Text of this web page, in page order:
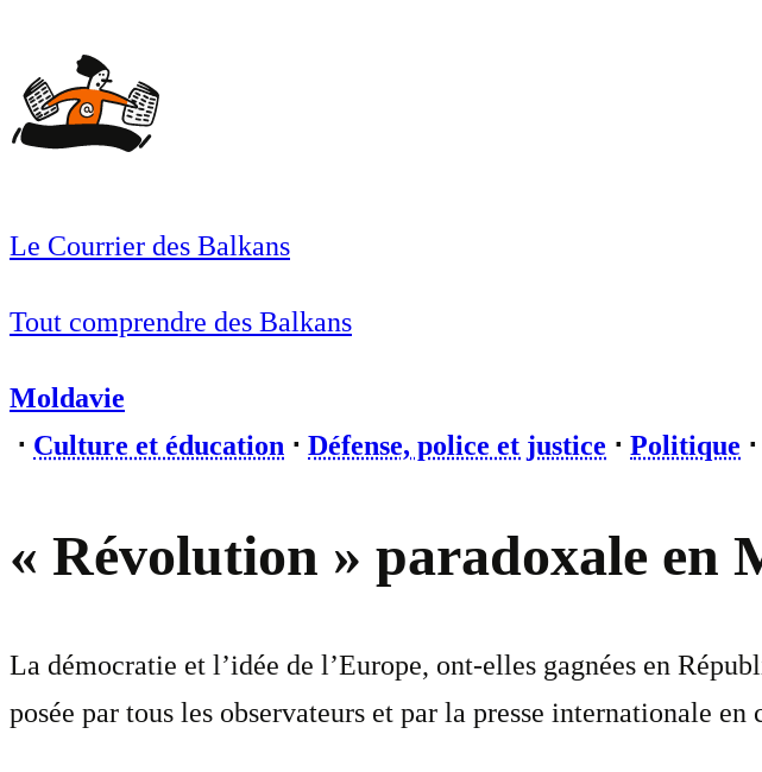
Le Courrier des Balkans
Tout comprendre des Balkans
Moldavie
⋅ Culture et éducation ⋅ Défense, police et justice ⋅ Politique ⋅
« Révolution » paradoxale en
La démocratie et l’idée de l’Europe, ont-elles gagnées en
posée par tous les observateurs et par la presse internationale